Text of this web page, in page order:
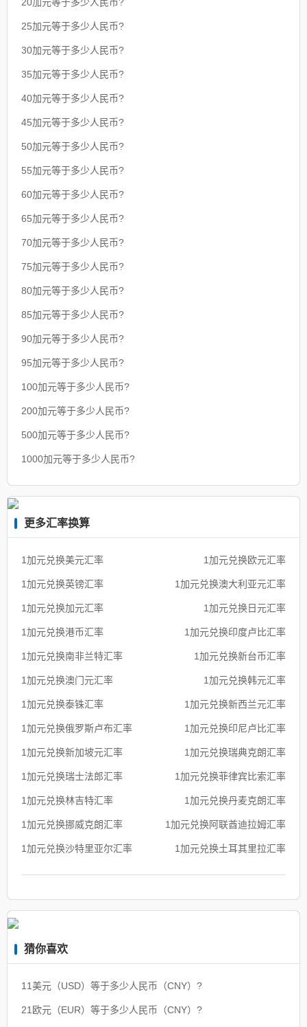
20加元等于多少人民币?
25加元等于多少人民币?
30加元等于多少人民币?
35加元等于多少人民币?
40加元等于多少人民币?
45加元等于多少人民币?
50加元等于多少人民币?
55加元等于多少人民币?
60加元等于多少人民币?
65加元等于多少人民币?
70加元等于多少人民币?
75加元等于多少人民币?
80加元等于多少人民币?
85加元等于多少人民币?
90加元等于多少人民币?
95加元等于多少人民币?
100加元等于多少人民币?
200加元等于多少人民币?
500加元等于多少人民币?
1000加元等于多少人民币?
更多汇率换算
1加元兑换美元汇率 1加元兑换欧元汇率
1加元兑换英镑汇率 1加元兑换澳大利亚元汇率
1加元兑换加元汇率 1加元兑换日元汇率
1加元兑换港币汇率 1加元兑换印度卢比汇率
1加元兑换南非兰特汇率 1加元兑换新台币汇率
1加元兑换澳门元汇率 1加元兑换韩元汇率
1加元兑换泰铢汇率 1加元兑换新西兰元汇率
1加元兑换俄罗斯卢布汇率 1加元兑换印尼卢比汇率
1加元兑换新加坡元汇率 1加元兑换瑞典克朗汇率
1加元兑换瑞士法郎汇率 1加元兑换菲律宾比索汇率
1加元兑换林吉特汇率 1加元兑换丹麦克朗汇率
1加元兑换挪威克朗汇率 1加元兑换阿联酋迪拉姆汇率
1加元兑换沙特里亚尔汇率 1加元兑换土耳其里拉汇率
猜你喜欢
11美元（USD）等于多少人民币（CNY）?
21欧元（EUR）等于多少人民币（CNY）?